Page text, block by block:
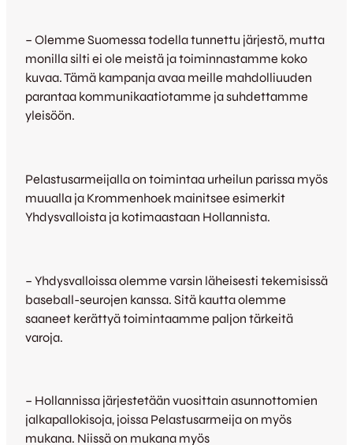
– Olemme Suomessa todella tunnettu järjestö, mutta
monilla silti ei ole meistä ja toiminnastamme koko
kuvaa. Tämä kampanja avaa meille mahdolliuuden
parantaa kommunikaatiotamme ja suhdettamme
yleisöön.
Pelastusarmeijalla on toimintaa urheilun parissa myös
muualla ja Krommenhoek mainitsee esimerkit
Yhdysvalloista ja kotimaastaan Hollannista.
– Yhdysvalloissa olemme varsin läheisesti tekemisissä
baseball-seurojen kanssa. Sitä kautta olemme
saaneet kerättyä toimintaamme paljon tärkeitä
varoja.
– Hollannissa järjestetään vuosittain asunnottomien
jalkapallokisoja, joissa Pelastusarmeija on myös
mukana. Niissä on mukana myös